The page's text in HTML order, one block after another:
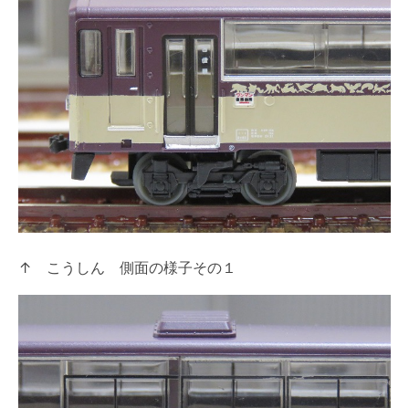
↑ こうしん 側面の様子その１